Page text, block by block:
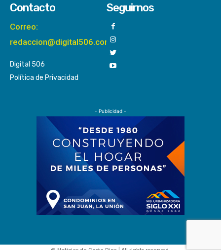
Contacto
Correo:
redaccion@digital506.com
Digital 506
Política de Privacidad
Seguirnos
- Publicidad -